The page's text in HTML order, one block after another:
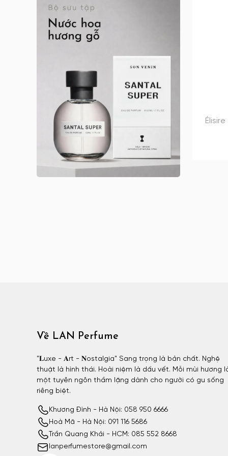
Anna Sui nữ
Arabian Oud
Argos
Argos nữ
Argos unisex
Armaf
Armaf nam
Armaf nữ
Astrophil & Stella
Astrophil & Stella unisex
BDK unisex
Billie Eilish
Billie Eilish nữ
BornToStandOut
BornToStandOut nữ
BornToStandOut unisex
Bottega Veneta
Về LAN Perfume
"𝐋uxe - 𝐀rt - 𝐍ostalgia" Sang trọng là bản chất. Nghệ
thuật là hình thái. Hoài niệm là dấu vết. Mỗi mùi hương
một tuyên ngôn thầm lặng dành cho người có gu sống
riêng biệt.
Khương Đình - Hà Nội: 058 950 6666
Hoà Mã - Hà Nội: 091 116 5686
Trần Quang Khải - HCM: 085 552 8668
lanperfumestore@gmail.com